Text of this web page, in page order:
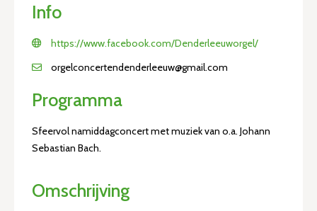
Info
https://www.facebook.com/Denderleeuworgel/
orgelconcertendenderleeuw@gmail.com
Programma
Sfeervol namiddagconcert met muziek van o.a. Johann
Sebastian Bach.
Omschrijving